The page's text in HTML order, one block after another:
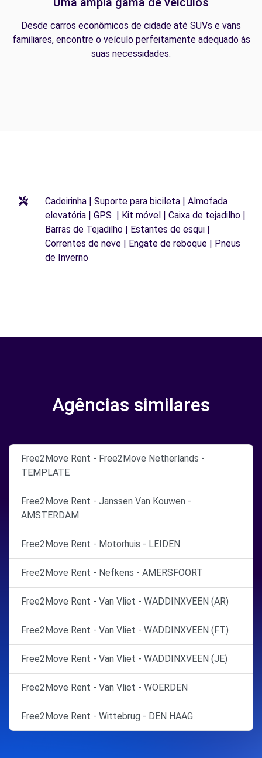
Desde carros econômicos de cidade até SUVs e vans
familiares, encontre o veículo perfeitamente adequado às
suas necessidades.
Cadeirinha | Suporte para bicileta | Almofada
elevatória | GPS | Kit móvel | Caixa de tejadilho |
Barras de Tejadilho | Estantes de esqui |
Correntes de neve | Engate de reboque | Pneus
de Inverno
Agências similares
Free2Move Rent - Free2Move Netherlands -
TEMPLATE
Free2Move Rent - Janssen Van Kouwen -
AMSTERDAM
Free2Move Rent - Motorhuis - LEIDEN
Free2Move Rent - Nefkens - AMERSFOORT
Free2Move Rent - Van Vliet - WADDINXVEEN (AR)
Free2Move Rent - Van Vliet - WADDINXVEEN (FT)
Free2Move Rent - Van Vliet - WADDINXVEEN (JE)
Free2Move Rent - Van Vliet - WOERDEN
Free2Move Rent - Wittebrug - DEN HAAG